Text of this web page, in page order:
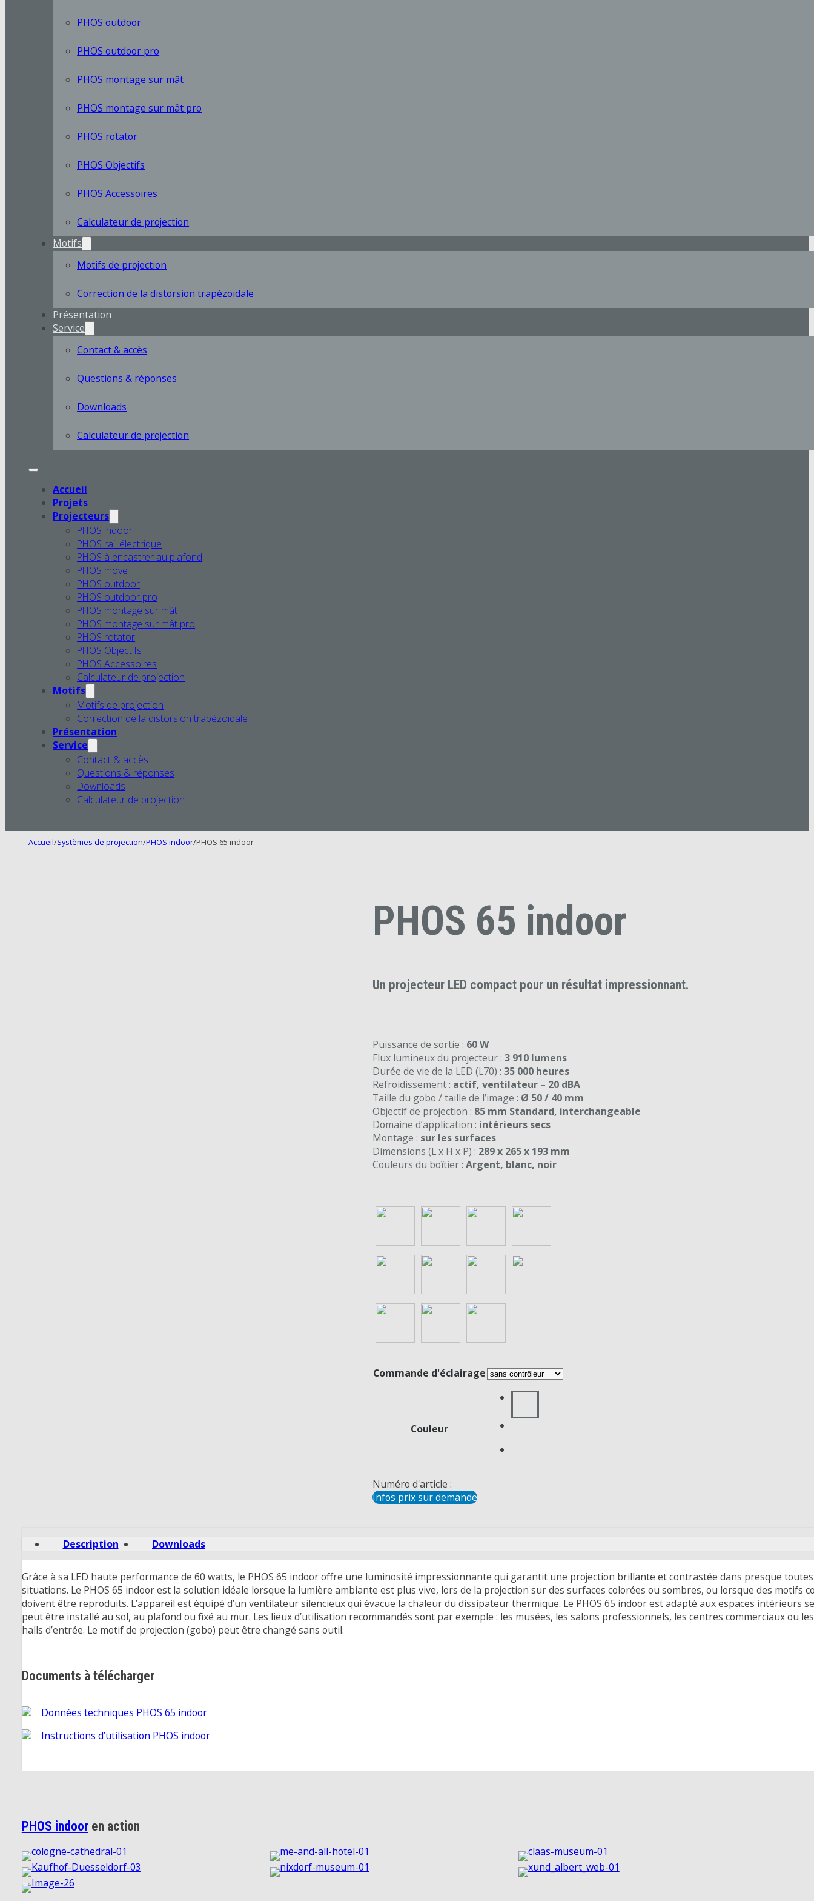
PHOS outdoor
PHOS outdoor pro
PHOS montage sur mât
PHOS montage sur mât pro
PHOS rotator
PHOS Objectifs
PHOS Accessoires
Calculateur de projection
Motifs
Motifs de projection
Correction de la distorsion trapézoïdale
Présentation
Service
Contact & accès
Questions & réponses
Downloads
Calculateur de projection
Accueil
Projets
Projecteurs
PHOS indoor
PHOS rail électrique
PHOS à encastrer au plafond
PHOS move
PHOS outdoor
PHOS outdoor pro
PHOS montage sur mât
PHOS montage sur mât pro
PHOS rotator
PHOS Objectifs
PHOS Accessoires
Calculateur de projection
Motifs
Motifs de projection
Correction de la distorsion trapézoïdale
Présentation
Service
Contact & accès
Questions & réponses
Downloads
Calculateur de projection
Accueil/Systèmes de projection/PHOS indoor/PHOS 65 indoor
PHOS 65 indoor
Un projecteur LED compact pour un résultat impressionnant.
Puissance de sortie : 60 W
Flux lumineux du projecteur :3 910 lumens
Durée de vie de la LED (L70) :35 000 heures
Refroidissement : actif, ventilateur – 20 dBA
Taille du gobo / taille de l’image : Ø 50 / 40 mm
Objectif de projection : 85 mm Standard, interchangeable
Domaine d’application : intérieurs secs
Montage : sur les surfaces
Dimensions (L x H x P) : 289 x 265 x 193 mm
Couleurs du boîtier : Argent, blanc, noir
Commande d'éclairage
Couleur
Numéro d'article :
Infos prix sur demande
Description Downloads
Grâce à sa LED haute performance de 60 watts, le PHOS 65 indoor offre une luminosité impressionnante qui garantit une projection brillante et contrastée dans presque
situations. Le PHOS 65 indoor est la solution idéale lorsque la lumière ambiante est plus vive, lors de la projection sur des surfaces colorées ou sombres, ou lorsque des motifs
doivent être reproduits. L’appareil est équipé d’un ventilateur silencieux qui évacue la chaleur du dissipateur thermique. Le PHOS 65 indoor est adapté aux espaces intérieurs
peut être installé au sol, au plafond ou fixé au mur. Les lieux d’utilisation recommandés sont par exemple : les musées, les salons professionnels, les centres commerciaux ou
halls d’entrée. Le motif de projection (gobo) peut être changé sans outil.
Documents à télécharger
Données techniques PHOS 65 indoor
Instructions d’utilisation PHOS indoor
PHOS indooren action